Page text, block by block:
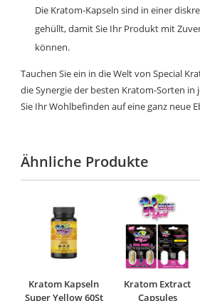
Die Kratom-Kapseln sind in einer
gehüllt, damit Sie Ihr Produkt mit
können.
Tauchen Sie ein in die Welt von Special
die Synergie der besten Kratom-Sorten in
Sie Ihr Wohlbefinden auf eine ganz neue
Ähnliche Produkte
Kratom Kapseln
Super Yellow 60St
Kratom Extract
Capsules